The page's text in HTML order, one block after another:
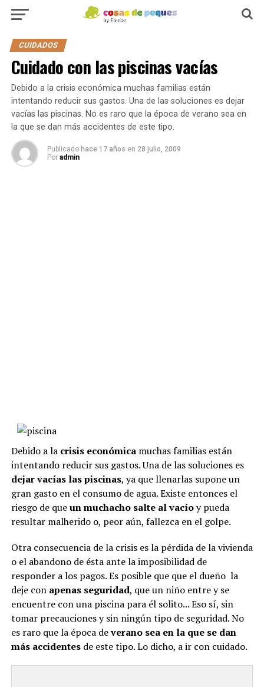
CUIDADOS
Cuidado con las piscinas vacías
Debido a la crisis económica muchas familias están
intentando reducir sus gastos. Una de las soluciones es dejar
vacías las piscinas. No es raro que la época de verano sea en
la que se dan más accidentes de este tipo.
Publicado hace 17 años en 28 julio, 2009
Por admin
Debido a la crisis económicamuchas familias están
intentando reducir sus gastos. Una de las soluciones es
dejar vacías las piscinas, ya que llenarlas supone un
gran gasto en el consumo de agua. Existe entonces el
riesgo de queun muchacho salte al vacíoy pueda
resultar malherido o, peor aún, fallezca en el golpe.
Otra consecuencia de la crisis es la pérdida de la vivienda
o el abandono de ésta ante la imposibilidad de
responder a los pagos. Es posible que que el dueño la
deje con apenas seguridad, que un niño entre y se
encuentre con una piscina para él solito... Eso sí, sin
tomar precauciones y sin ningún tipo de seguridad. No
es raro que la época deverano sea en la que se dan
más accidentesde este tipo. Lo dicho, a ir con cuidado.